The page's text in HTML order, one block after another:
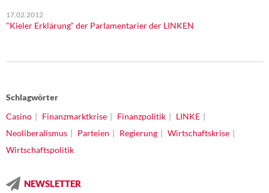
17.02.2012
"Kieler Erklärung“ der Parlamentarier der LINKEN
Schlagwörter
Casino
Finanzmarktkrise Finanzpolitik
LINKE
Neoliberalismus
Parteien Regierung
Wirtschaftskrise
Wirtschaftspolitik
NEWSLETTER